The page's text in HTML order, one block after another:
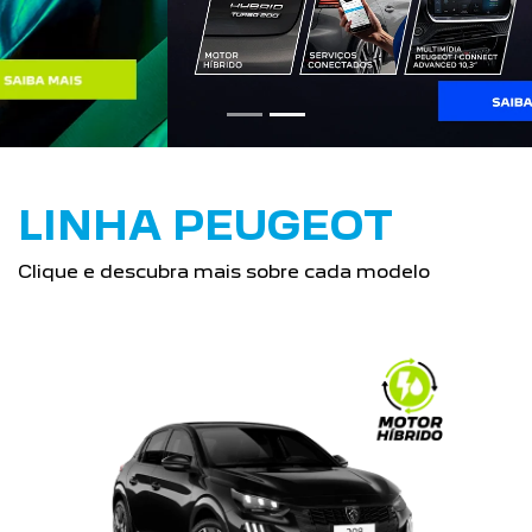
LINHA PEUGEOT
Clique e descubra mais sobre cada modelo